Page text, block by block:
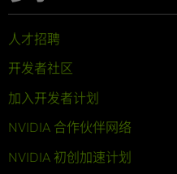
人才招聘
开发者社区
加入开发者计划
NVIDIA 合作伙伴网络
NVIDIA 初创加速计划